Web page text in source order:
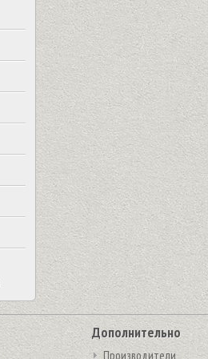
Дополнительно
Производители